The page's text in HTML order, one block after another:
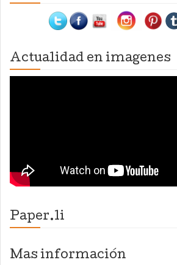
Actualidad en imagenes
Paper.li
Mas información